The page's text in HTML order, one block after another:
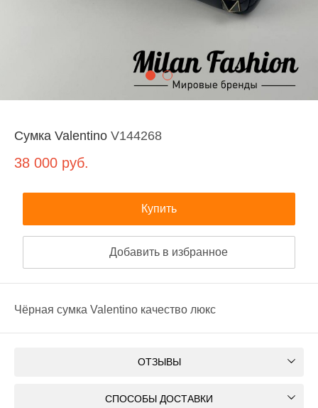
Сумка Valentino V144268
38 000 руб.
Купить
Добавить в избранное
Чёрная сумка Valentino качество люкс
ОТЗЫВЫ
СПОСОБЫ ДОСТАВКИ